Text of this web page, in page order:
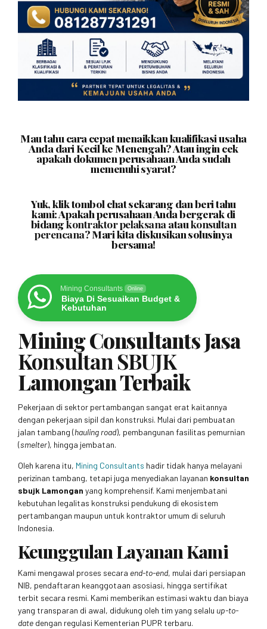
Mau tahu cara cepat menaikkan kualifikasi usaha
Anda dari Kecil ke Menengah? Atau ingin cek
apakah dokumen perusahaan Anda sudah
memenuhi syarat?
Yuk, klik tombol chat sekarang dan beri tahu
kami: Apakah perusahaan Anda bergerak di
bidangkontraktor pelaksana ataukonsultan
perencana? Mari kita diskusikan solusinya
bersama!
Mining Consultants Online
Biaya Di Sesuaikan Budget &
Kebutuhan
Mining Consultants Jasa
Konsultan SBUJK
Lamongan Terbaik
Pekerjaan di sektor pertambangan sangat erat kaitannya
dengan pekerjaan sipil dan konstruksi. Mulai dari pembuatan
jalan tambang (hauling road), pembangunan fasilitas pemurnian
(smelter), hingga jembatan.
Oleh karena itu, Mining Consultants hadir tidak hanya melayani
perizinan tambang, tetapi juga menyediakan layanan konsultan
sbujk Lamongan yang komprehensif. Kami menjembatani
kebutuhan legalitas konstruksi pendukung di ekosistem
pertambangan maupun untuk kontraktor umum di seluruh
Indonesia.
Keunggulan Layanan Kami
Kami mengawal proses secara end-to-end, mulai dari persiapan
NIB, pendaftaran keanggotaan asosiasi, hingga sertifikat
terbit secara resmi. Kami memberikan estimasi waktu dan biaya
yang transparan di awal, didukung oleh tim yang selalu up-to-
date dengan regulasi Kementerian PUPR terbaru.